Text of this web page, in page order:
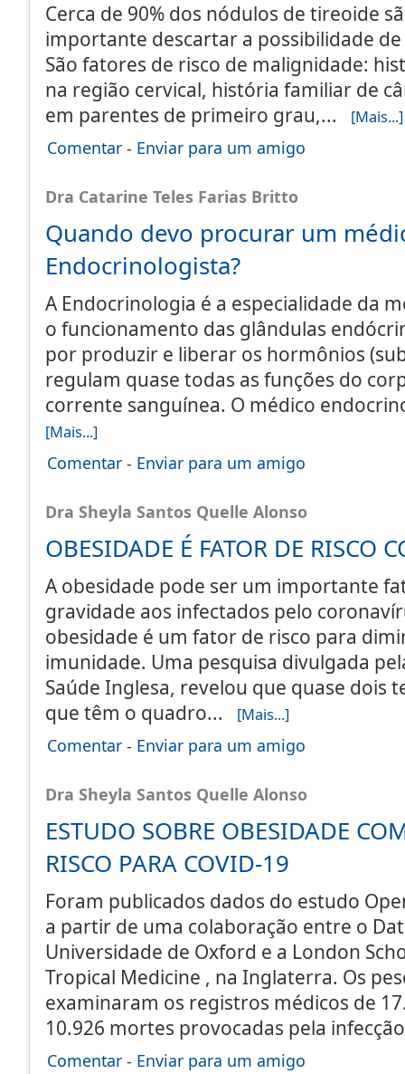
Cerca de 90% dos nódulos de tireoide
importante descartar a possibilidade
São fatores de risco de malignidade:
na região cervical, história familiar de
em parentes de primeiro grau,...
[Mais...]
Comentar - Enviar para um amigo
Dra Catarine Teles Farias Britto
Quando devo procurar um
Endocrinologista?
A Endocrinologia é a especialidade da
o funcionamento das glândulas
por produzir e liberar os hormônios
regulam quase todas as funções do
corrente sanguínea. O médico
[Mais...]
Comentar - Enviar para um amigo
Dra Sheyla Santos Quelle Alonso
OBESIDADE É FATOR DE RISCO
A obesidade pode ser um importante
gravidade aos infectados pelo
obesidade é um fator de risco para
imunidade. Uma pesquisa divulgada
Saúde Inglesa, revelou que quase dois
que têm o quadro...
[Mais...]
Comentar - Enviar para um amigo
Dra Sheyla Santos Quelle Alonso
ESTUDO SOBRE OBESIDADE
RISCO PARA COVID-19
Foram publicados dados do estudo
a partir de uma colaboração entre o
Universidade de Oxford e a London
Tropical Medicine , na Inglaterra. Os
examinaram os registros médicos de
10.926 mortes provocadas pela
Comentar - Enviar para um amigo